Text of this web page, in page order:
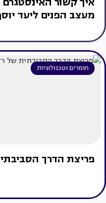
מעצב הפנים ליעד
חומרים וטכנולוגיות
פריצת הדרך